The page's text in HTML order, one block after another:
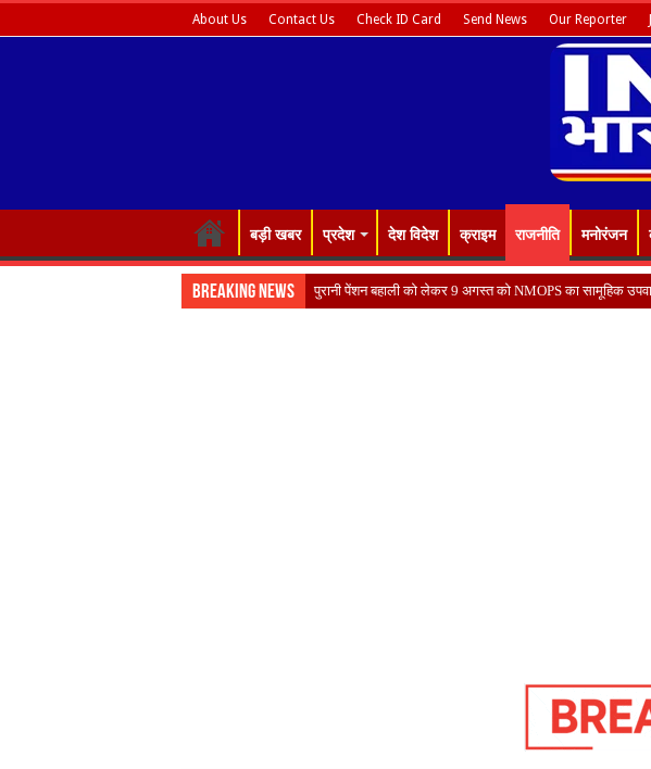
About Us Contact Us Check ID Card Send News Our Reporter
बड़ी खबर प्रदेश देश विदेश क्राइम राजनीति मनोरंजन
Breaking News